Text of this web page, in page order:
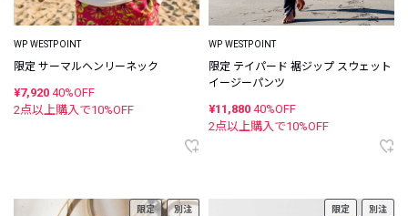
WP WESTPOINT
限定 サーマルヘンリーネック
¥7,920 40%OFF
2点以上購入で10%OFF
WP WESTPOINT
限定 テイパード 裾ジップ スウェット
イージーパンツ
¥11,880 40%OFF
2点以上購入で10%OFF
限定 別注 限定 別注